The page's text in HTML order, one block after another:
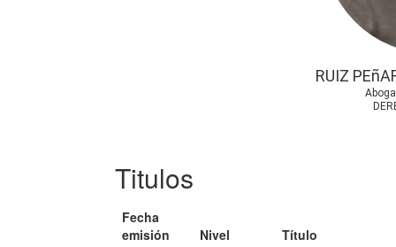
RUIZ
Titulos
Fecha
emisión
Nivel
Título